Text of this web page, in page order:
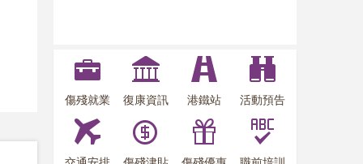
傷殘就業 復康資訊 港鐵站 活動預告